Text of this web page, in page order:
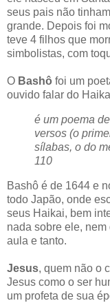
seus pais não
grande. Depois foi
teve 4 filhos que
simbolistas, com
O Bashô foi um
ouvido falar do
é um poema
versos (o
sílabas, o do
110
Bashô é de 1644 e
todo Japão, onde
seus Haikai, bem
nada sobre ele,
aula e tanto.
Jesus, quem não o
Jesus como o ser
um profeta de sua